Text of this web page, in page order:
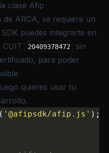
clase Afip
ARCA, se requiere un
puedes integrarte en
CUIT
20409378472
sin
para poder
quieres usar tu
.
( '@afipsdk/afip.js' );